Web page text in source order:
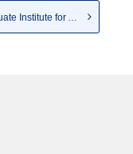
Graduate Institute for Advanc...